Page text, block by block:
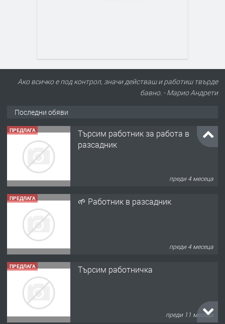
Ако всичко е под контрол, значи действаш и работиш твърде
бавно. - Марио Андрети
Последни обяви
ПРЕДЛАГА
Търсим работник за работа в
разсадник
преди 4 месеца
ПРЕДЛАГА 🌱 Работник в разсадник
преди 4 месеца
ПРЕДЛАГА Търсим работничка
преди 11 месеца